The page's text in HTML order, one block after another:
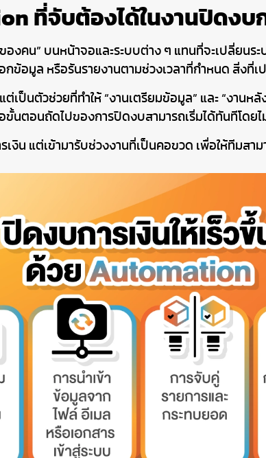
ที่จับต้องได้ในงานปิดงบ
งคน” บนหน้าจอและระบบต่าง ๆ แทนที่จะเปลี่ยนร
ข้อมูล หรือรันรายงานตามช่วงเวลาที่กำหนด สิ่งที่
เป็นตัวช่วยที่ทำให้ “งานเตรียมข้อมูล” และ “งานห
นตอนถัดไปของการปิดงบสามารถเริ่มได้ทันทีโดย
งิน แต่เข้ามารับช่วงงานที่เป็นคอขวด เพื่อให้ทีมสา